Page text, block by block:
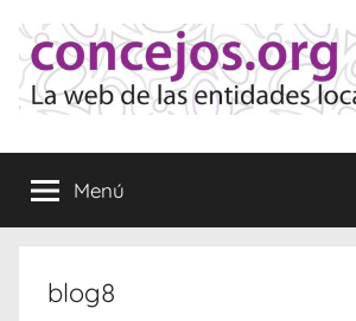
contenido
Concejos
de
las
Locales
Menores
Menú
blog8